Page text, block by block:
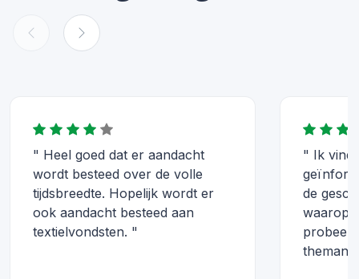
" Heel goed dat er aandacht
wordt besteed over de volle
tijdsbreedte. Hopelijk wordt er
ook aandacht besteed aan
textielvondsten. "
" Ik vind
de
waarop
probeert